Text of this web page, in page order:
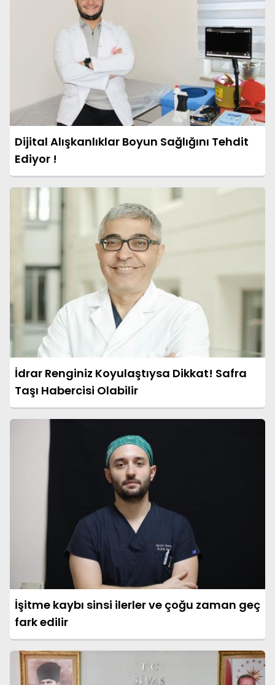
Dijital Alışkanlıklar Boyun Sağlığını Tehdit
Ediyor !
İdrar Renginiz Koyulaştıysa Dikkat! Safra
Taşı Habercisi Olabilir
İşitme kaybı sinsi ilerler ve çoğu zaman geç
fark edilir